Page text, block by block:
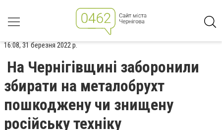
16:08, 31 березня 2022 р.
На Чернігівщині заборонили
збирати на металобрухт
пошкоджену чи знищену
російську техніку